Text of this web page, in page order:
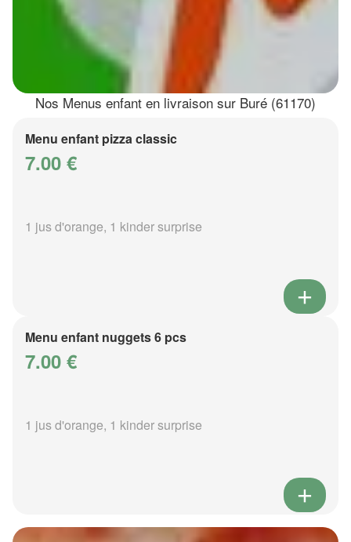
Nos Menus enfant en livraison sur Buré (61170)
Menu enfant pizza classic
7.00 €
1 jus d'orange, 1 kinder surprise
Menu enfant nuggets 6 pcs
7.00 €
1 jus d'orange, 1 kinder surprise